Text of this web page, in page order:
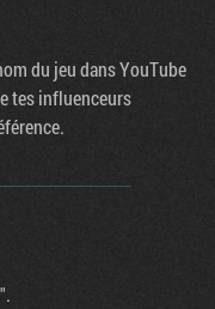
du jeu dans YouTube
tes influenceurs